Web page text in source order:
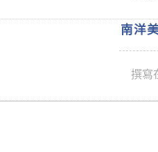
南洋
撰寫